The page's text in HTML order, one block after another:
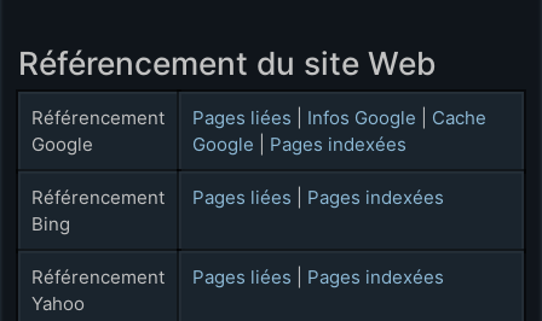
Référencement du site Web
Référencement
Google
Pages liées Infos Google
Cache
Google
Pages indexées
Référencement
Bing
Pages liées Pages indexées
Référencement
Yahoo
Pages liées Pages indexées